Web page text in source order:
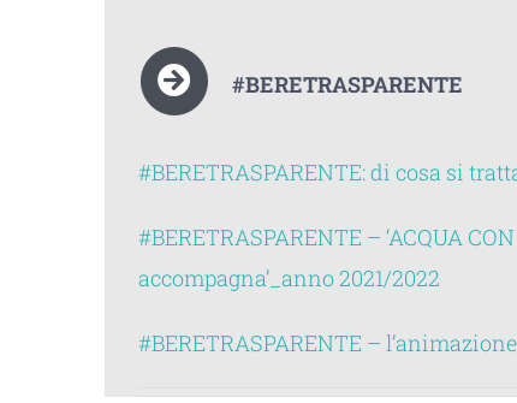
#BERETRASPARENTE
#BERETRASPARENTE: di cosa si
#BERETRASPARENTE – ‘ACQUA
accompagna’_anno 2021/2022
#BERETRASPARENTE –